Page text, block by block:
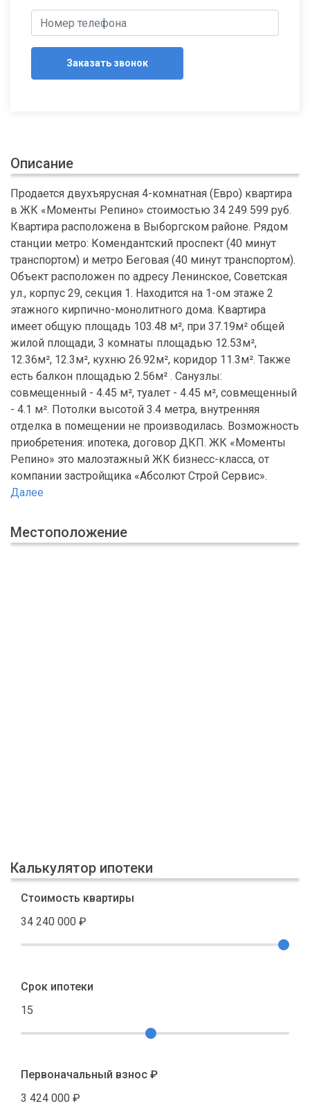
Заказать звонок
Описание
Продается двухъярусная 4-комнатная (Евро) квартира
в ЖК «Моменты Репино» стоимостью 34 249 599 руб.
Квартира расположена в Выборгском районе. Рядом
станции метро: Комендантский проспект (40 минут
транспортом) и метро Беговая (40 минут транспортом).
Объект расположен по адресу Ленинское, Советская
ул., корпус 29, секция 1. Находится на 1-ом этаже 2
этажного кирпично-монолитного дома. Квартира
имеет общую площадь 103.48 м², при 37.19м² общей
жилой площади, 3 комнаты площадью 12.53м²,
12.36м², 12.3м², кухню 26.92м², коридор 11.3м². Также
есть балкон площадью 2.56м² . Санузлы:
совмещенный - 4.45 м², туалет - 4.45 м², совмещенный
- 4.1 м². Потолки высотой 3.4 метра, внутренняя
отделка в помещении не производилась. Возможность
приобретения: ипотека, договор ДКП. ЖК «Моменты
Репино» это малоэтажный ЖК бизнесс-класса, от
компании застройщика «Абсолют Строй Сервис».
Далее
Местоположение
Калькулятор ипотеки
Стоимость квартиры
34 240 000 ₽
Срок ипотеки
15
Первоначальный взнос ₽
3 424 000 ₽